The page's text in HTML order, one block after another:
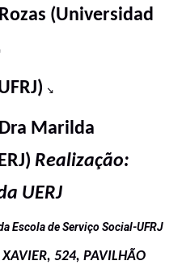
(Universidad
↘
Marilda
Realização:
UERJ
Escola de Serviço Social-UFRJ
XAVIER, 524, PAVILHÃO